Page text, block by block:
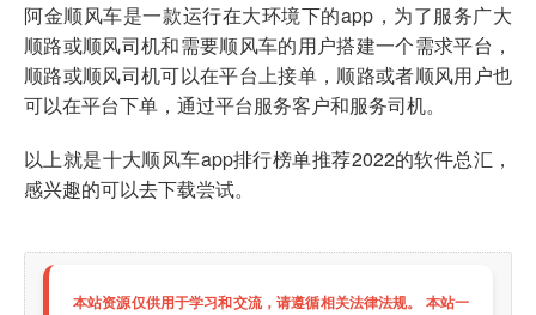
阿金顺风车是一款运行在大环境下的app，为了服务广大
顺路或顺风司机和需要顺风车的用户搭建一个需求平台，
顺路或顺风司机可以在平台上接单，顺路或者顺风用户也
可以在平台下单，通过平台服务客户和服务司机。
以上就是十大顺风车app排行榜单推荐2022的软件总汇，
感兴趣的可以去下载尝试。
本站资源仅供用于学习和交流，请遵循相关法律法规。 本站一